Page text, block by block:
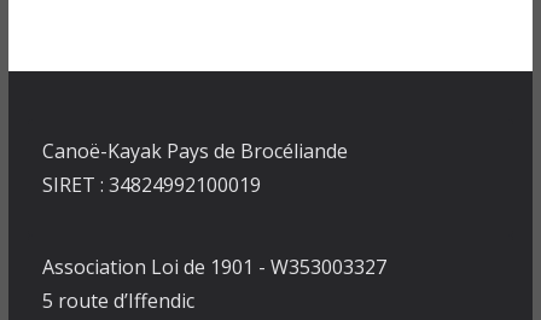
Canoë-Kayak Pays de Brocéliande
SIRET : 34824992100019
Association Loi de 1901 - W353003327
5 route d’Iffendic